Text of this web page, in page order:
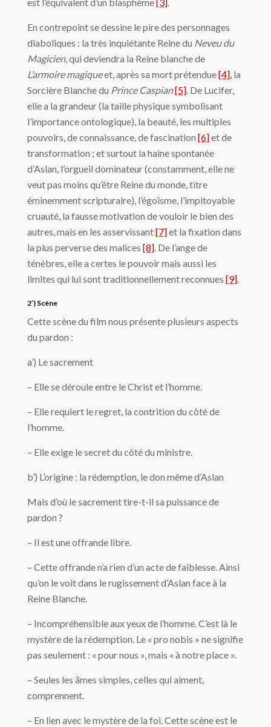
En contrepoint se dessine le pire des personnages
diaboliques : la très inquiétante Reine du Neveu du
Magicien, qui deviendra la Reine blanche de
L’armoire magiqueet, après sa mort prétendue[4], la
Sorcière Blanche du Prince Caspian[5]. De Lucifer,
elle a la grandeur (la taille physique symbolisant
l’importance ontologique), la beauté, les multiples
pouvoirs, de connaissance, de fascination [6]et de
transformation ; et surtout la haine spontanée
d’Aslan, l’orgueil dominateur (constamment, elle ne
veut pas moins qu’être Reine du monde, titre
éminemment scripturaire), l’égoïsme, l’impitoyable
cruauté, la fausse motivation de vouloir le bien des
autres, mais en les asservissant[7]et la fixation dans
la plus perverse des malices [8]. De l’ange de
ténèbres, elle a certes le pouvoir mais aussi les
limites qui lui sont traditionnellement reconnues [9].
2’) Scène
Cette scène du film nous présente plusieurs aspects
du pardon :
a’) Le sacrement
– Elle se déroule entre le Christ et l’homme.
– Elle requiert le regret, la contrition du côté de
l’homme.
– Elle exige le secret du côté du ministre.
b’) L’origine : la rédemption, le don même d’Aslan
Mais d’où le sacrement tire-t-il sa puissance de
pardon ?
– Il est une offrande libre.
– Cette offrande n’a rien d’un acte de faiblesse. Ainsi
qu’on le voit dans le rugissement d’Aslan face à la
Reine Blanche.
– Incompréhensible aux yeux de l’homme. C’est là le
mystère de la rédemption. Le « pro nobis » ne signifie
pas seulement : « pour nous », mais « à notre place ».
– Seules les âmes simples, celles qui aiment,
comprennent.
– En lien avec le mystère de la foi. Cette scène est le